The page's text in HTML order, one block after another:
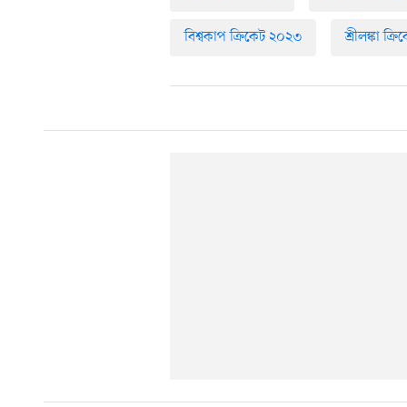
বিশ্বকাপ ক্রিকেট ২০২৩ শ্রীলঙ্কা